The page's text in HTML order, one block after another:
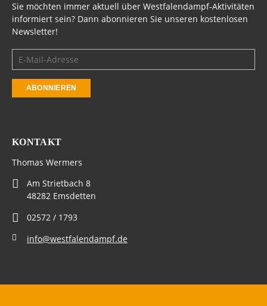
Sie möchten immer aktuell über Westfalendampf-Aktivitäten
informiert sein? Dann abonnieren Sie unseren kostenlosen
Newsletter!
KONTAKT
Thomas Wermers
Am Strietbach 8
48282 Emsdetten
02572 / 1793
info@westfalendampf.de